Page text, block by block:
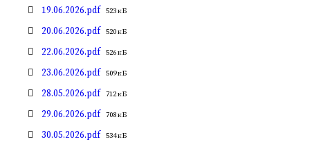
19.06.2026.pdf Размер
523 кБ
20.06.2026.pdf Размер
520 кБ
22.06.2026.pdf Размер
526 кБ
23.06.2026.pdf Размер
509 кБ
28.05.2026.pdf Размер
712 кБ
29.06.2026.pdf Размер
708 кБ
30.05.2026.pdf Размер
534 кБ